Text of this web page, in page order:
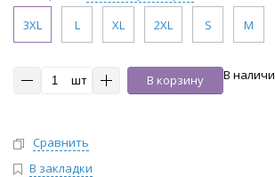
3XL
L XL 2XL S M
шт В корзину В
Сравнить
В закладки